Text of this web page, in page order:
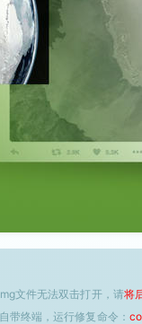
文件无法双击打开，请将
带终端，运行修复命令：